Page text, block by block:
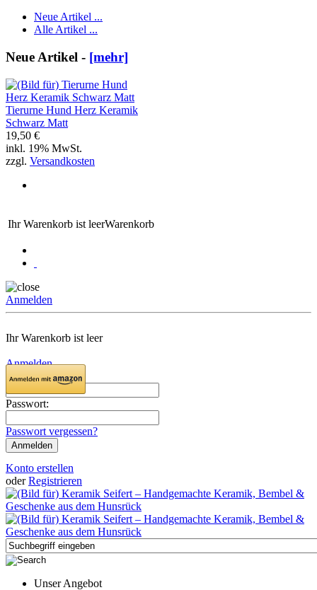
Neue Artikel ...
Alle Artikel ...
Neue Artikel - [mehr]
Tierurne Hund Herz Keramik
Schwarz Matt
19,50 €
inkl. 19% MwSt.
zzgl. Versandkosten
Ihr Warenkorb ist leerWarenkorb
Anmelden
Ihr Warenkorb ist leer
Anmelden
Email:
Passwort:
Passwort vergessen?
Konto erstellen
oder Registrieren
Unser Angebot